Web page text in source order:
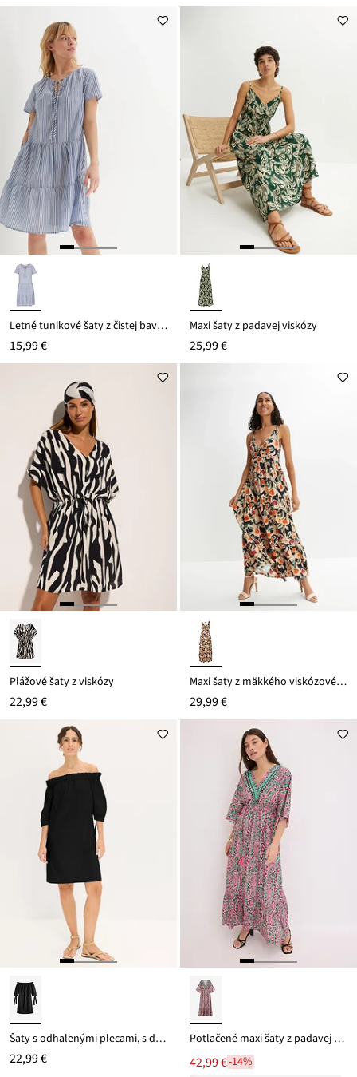
Letné tunikové šaty z čistej bavlny
15,99 €
Maxi šaty z padavej viskózy
25,99 €
Plážové šaty z viskózy
22,99 €
Maxi šaty z mäkkého viskózového mixu
29,99 €
Šaty s odhalenými plecami, s dierkovanou výšivkou
22,99 €
Potlačené maxi šaty z padavej viskózy
42,99 €-14%